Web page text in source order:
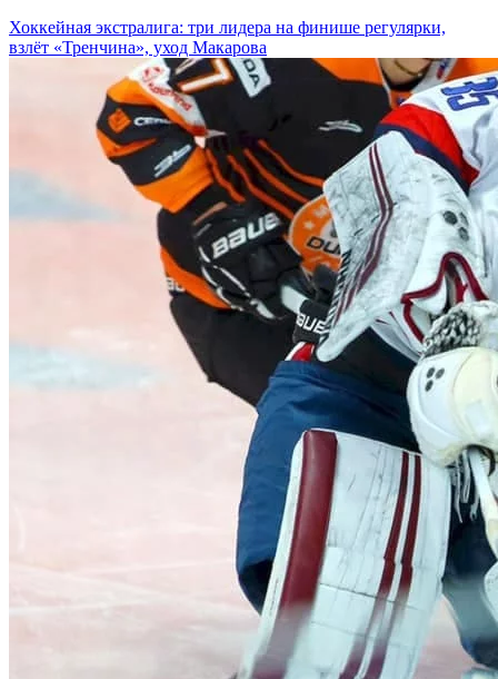
Хоккейная экстралига: три лидера на финише регулярки,
взлёт «Тренчина», уход Макарова